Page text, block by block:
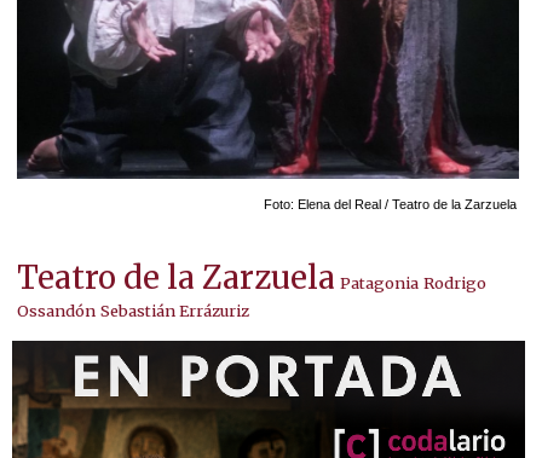
Foto: Elena del Real / Teatro de la Zarzuela
Teatro de la Zarzuela Patagonia Rodrigo
Ossandón Sebastián Errázuriz